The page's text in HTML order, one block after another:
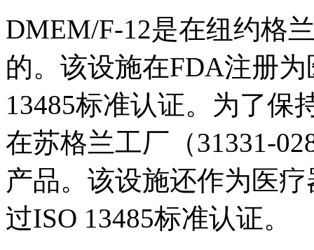
DMEM/F-12是在纽约格
的。该设施在FDA注册
13485标准认证。为了保
在苏格兰工厂（31331-
产品。该设施还作为医
过ISO 13485标准认证。